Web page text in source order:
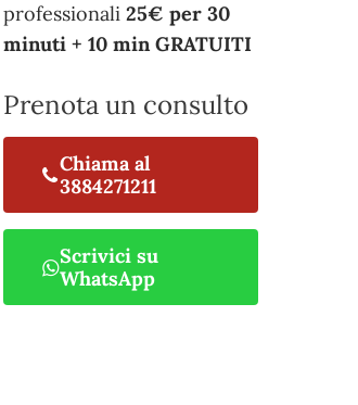
professionali 25€ per 30
minuti + 10 min GRATUITI
Prenota un consulto
Chiama al
3884271211
Scrivici su
WhatsApp